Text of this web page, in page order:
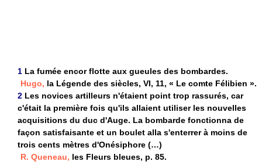
1 La fumée encor flotte aux gueules des bombardes.
Hugo, la Légende des siècles, VI, 11, « Le comte Félibien ».
2 Les novices artilleurs n'étaient point trop rassurés, car
c'était la première fois qu'ils allaient utiliser les nouvelles
acquisitions du duc d'Auge. La bombarde fonctionna de
façon satisfaisante et un boulet alla s'enterrer à moins de
trois cents mètres d'Onésiphore (…)
R. Queneau, les Fleurs bleues, p. 85.